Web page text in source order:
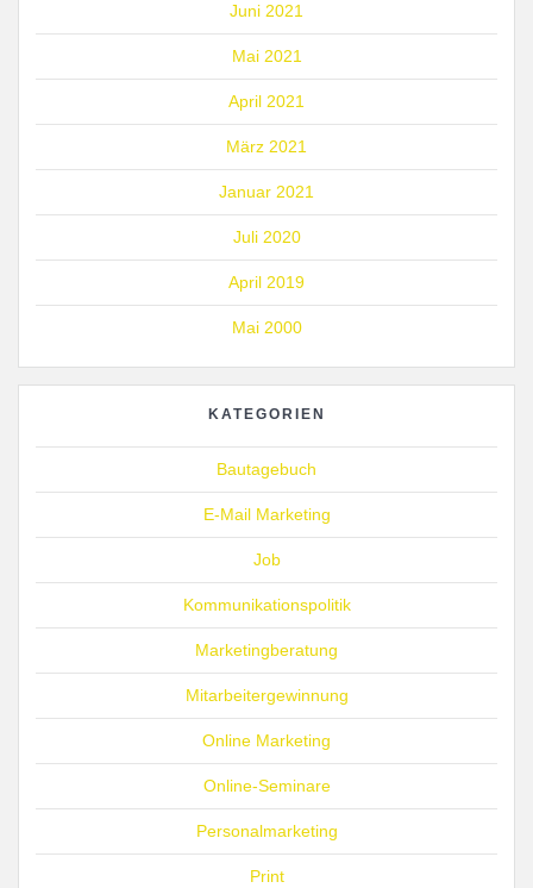
Juni 2021
Mai 2021
April 2021
März 2021
Januar 2021
Juli 2020
April 2019
Mai 2000
KATEGORIEN
Bautagebuch
E-Mail Marketing
Job
Kommunikationspolitik
Marketingberatung
Mitarbeitergewinnung
Online Marketing
Online-Seminare
Personalmarketing
Print